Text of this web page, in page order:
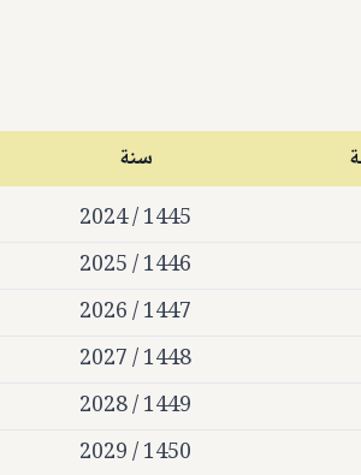
سنة
1445 / 2024
1446 / 2025
1447 / 2026
1448 / 2027
1449 / 2028
1450 / 2029